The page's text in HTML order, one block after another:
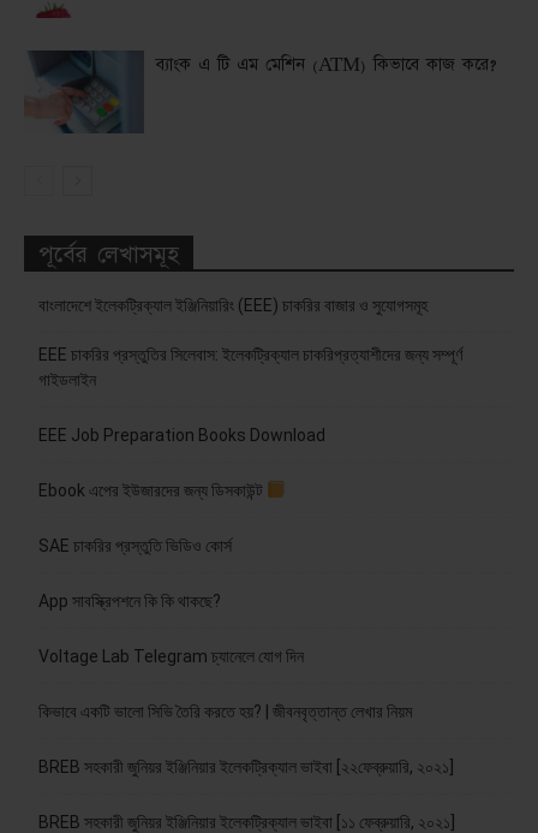
ব্যাংক এ টি এম মেশিন (ATM) কিভাবে কাজ করে?
পূর্বের লেখাসমূহ
বাংলাদেশে ইলেকট্রিক্যাল ইঞ্জিনিয়ারিং (EEE) চাকরির বাজার ও সুযোগসমূহ
EEE চাকরির প্রস্তুতির সিলেবাস: ইলেকট্রিক্যাল চাকরিপ্রত্যাশীদের জন্য সম্পূর্ণ
গাইডলাইন
EEE Job Preparation Books Download
Ebook এপের ইউজারদের জন্য ডিসকাউন্ট
SAE চাকরির প্রস্তুতি ভিডিও কোর্স
App সাবস্ক্রিপশনে কি কি থাকছে?
Voltage Lab Telegram চ্যানেলে যোগ দিন
কিভাবে একটি ভালো সিভি তৈরি করতে হয়? | জীবনবৃত্তান্ত লেখার নিয়ম
BREB সহকারী জুনিয়র ইঞ্জিনিয়ার ইলেকট্রিক্যাল ভাইবা [২২ফেব্রুয়ারি, ২০২১]
BREB সহকারী জুনিয়র ইঞ্জিনিয়ার ইলেকট্রিক্যাল ভাইবা [১১ ফেব্রুয়ারি, ২০২১]